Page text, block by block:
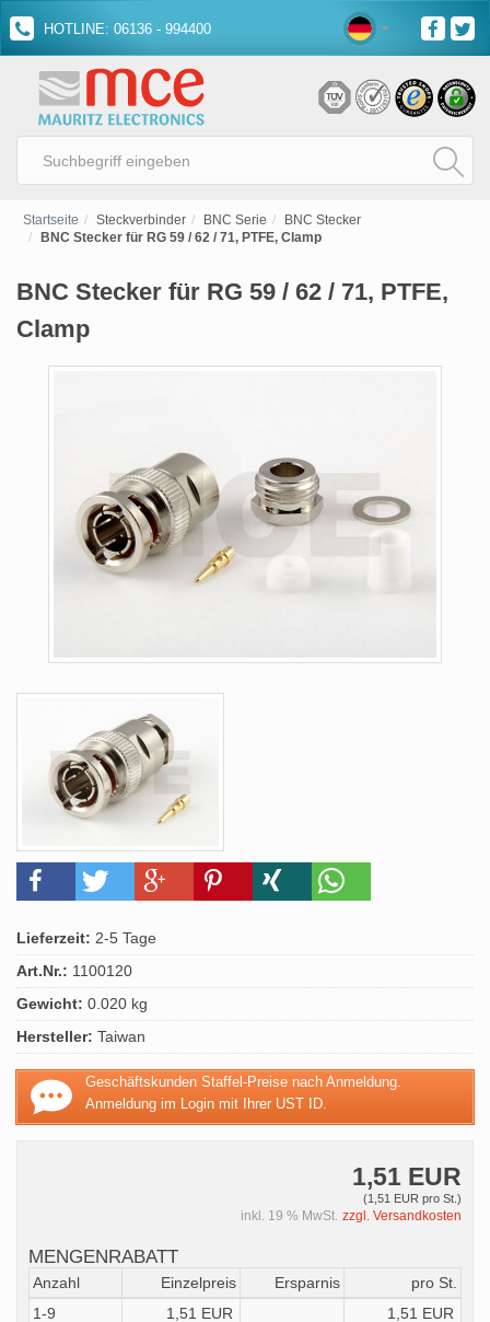
HOTLINE: 06136 - 994400
Startseite Steckverbinder BNC Serie
BNC Stecker
BNC Stecker für RG 59 / 62 / 71, PTFE, Clamp
BNC Stecker für RG 59 / 62 / 71, PTFE,
Clamp
Lieferzeit: 2-5 Tage
Art.Nr.: 1100120
Gewicht: 0.020 kg
Hersteller: Taiwan
Geschäftskunden Staffel-Preise nach Anmeldung.
Anmeldung im Login mit Ihrer UST ID.
1,51 EUR
(1,51 EUR pro St.)
inkl. 19 % MwSt. zzgl. Versandkosten
MENGENRABATT
Anzahl Einzelpreis Ersparnis
pro St.
1-9
1,51 EUR
1,51 EUR